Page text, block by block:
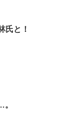
氏と！